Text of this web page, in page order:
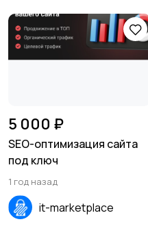
5 000 ₽
SEO-оптимизация сайта
под ключ
1 год назад
it-marketplace